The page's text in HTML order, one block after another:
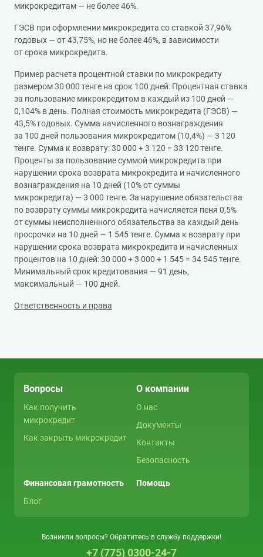
микрокредитам — не более 46%.
ГЭСВ при оформлении микрокредита со ставкой 37,96%
годовых — от 43,75%, но не более 46%, в зависимости
от срока микрокредита.
Пример расчета процентной ставки по микрокредиту
размером 30 000 тенге на срок 100 дней: Процентная ставка
за пользование микрокредитом в каждый из 100 дней —
0,104% в день. Полная стоимость микрокредита (ГЭСВ) —
43,5% годовых. Сумма начисленного вознаграждения
за 100 дней пользования микрокредитом (10,4%) — 3 120
тенге. Сумма к возврату: 30 000 + 3 120 = 33 120 тенге.
Проценты за пользование суммой микрокредита при
нарушении срока возврата микрокредита и начисленного
вознаграждения на 10 дней (10% от суммы
микрокредита) — 3 000 тенге. За нарушение обязательства
по возврату суммы микрокредита начисляется пеня 0,5%
от суммы неисполненного обязательства за каждый день
просрочки на 10 дней — 1 545 тенге. Сумма к возврату при
нарушении срока возврата микрокредита и начисленных
процентов на 10 дней: 30 000 + 3 000 + 1 545 = 34 545 тенге.
Минимальный срок кредитования — 91 день,
максимальный — 100 дней.
Ответственность и права
Вопросы
Как получить
микрокредит
Как закрыть микрокредит
О компании
О нас
Документы
Контакты
Безопасность
Финансовая грамотность
Блог
Помощь
Возникли вопросы? Обратитесь в службу поддержки!
+7 (775) 0300-24-7